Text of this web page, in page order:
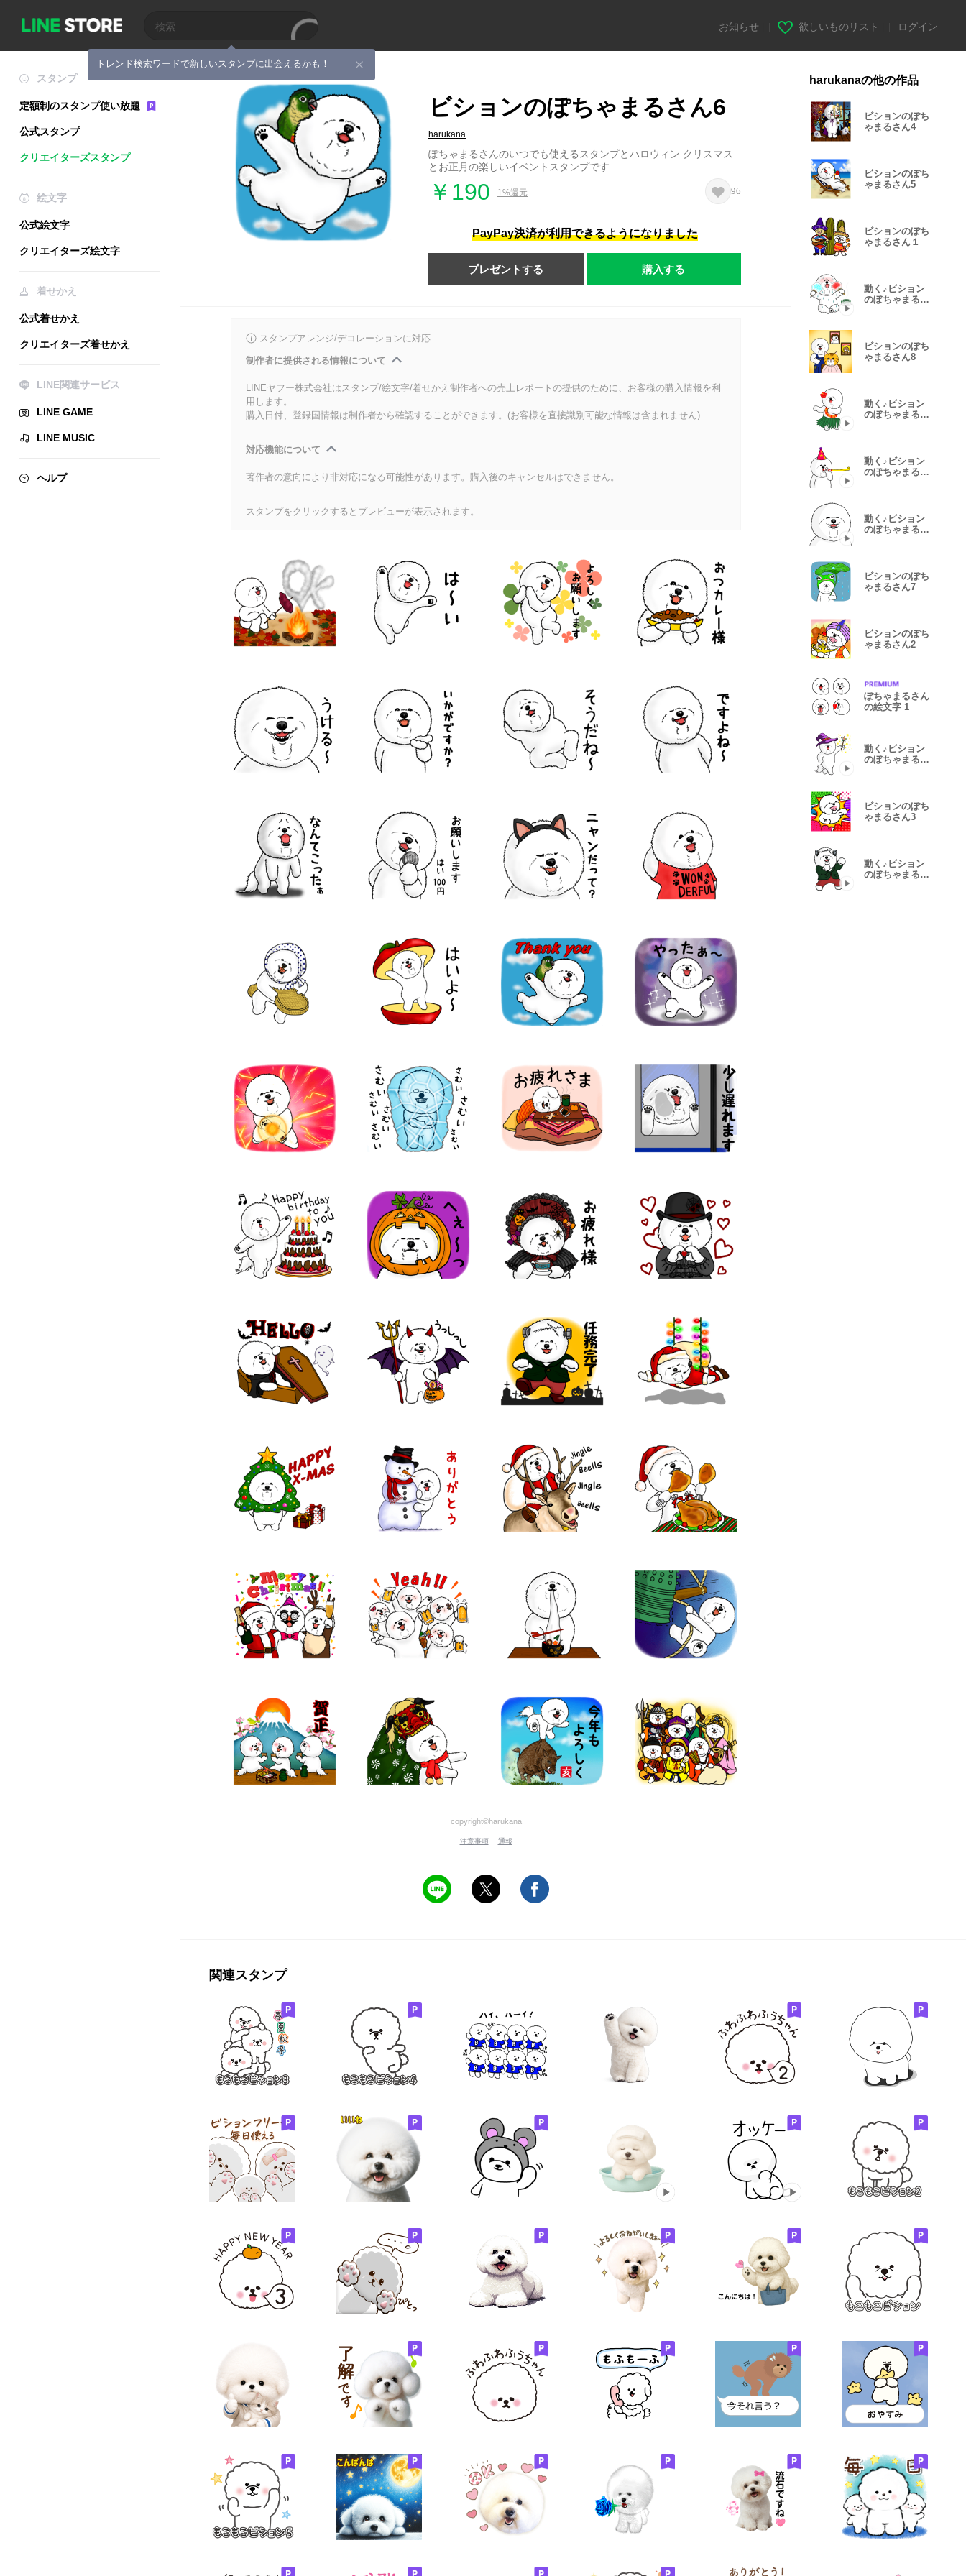
トレンド検索ワードで新しいスタンプに出会えるかも！
お知らせ 欲しいものリスト ログイン
スタンプ
定額制のスタンプ使い放題
公式スタンプ
クリエイターズスタンプ
絵文字
公式絵文字
クリエイターズ絵文字
着せかえ
公式着せかえ
クリエイターズ着せかえ
LINE関連サービス
LINE GAME
LINE MUSIC
ヘルプ
ビションのぽちゃまるさん6
harukana
ぽちゃまるさんのいつでも使えるスタンプとハロウィン.クリスマス
とお正月の楽しいイベントスタンプです
￥190 1%還元 96
PayPay決済が利用できるようになりました
プレゼントする 購入する
スタンプアレンジ/デコレーションに対応
制作者に提供される情報について
LINEヤフー株式会社はスタンプ/絵文字/着せかえ制作者への売上レポートの提供のために、お客様の購入情報を利
用します。
購入日付、登録国情報は制作者から確認することができます。(お客様を直接識別可能な情報は含まれません)
対応機能について
著作者の意向により非対応になる可能性があります。購入後のキャンセルはできません。
スタンプをクリックするとプレビューが表示されます。
copyright©harukana
注意事項 通報
harukanaの他の作品
ビションのぽち
ゃまるさん4
ビションのぽち
ゃまるさん5
ビションのぽち
ゃまるさん１
動く♪ビション
のぽちゃまるさ
ビションのぽち
ゃまるさん8
動く♪ビション
のぽちゃまるさ
動く♪ビション
のぽちゃまるさ
動く♪ビション
のぽちゃまるさ
ビションのぽち
ゃまるさん7
ビションのぽち
ゃまるさん2
ぽちゃまるさん
の絵文字 1
動く♪ビション
のぽちゃまるさ
ビションのぽち
ゃまるさん3
動く♪ビション
のぽちゃまるさ
関連スタンプ